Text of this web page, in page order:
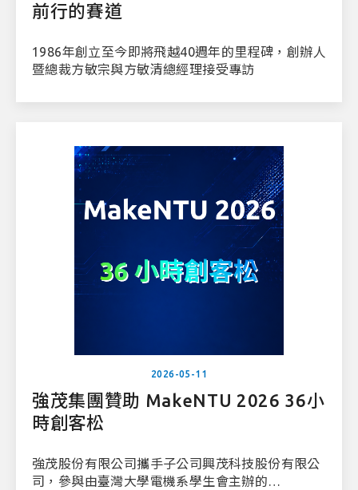
前行的賽道
1986年創立至今即將飛越40週年的里程碑，創辦人
暨總裁方敏宗與方敏清總經理接受專訪
2026-05-11
強茂集團贊助 MakeNTU 2026 36小
時創客松
強茂股份有限公司攜手子公司興茂科技股份有限公
司，參與由臺灣大學電機系學生會主辦的